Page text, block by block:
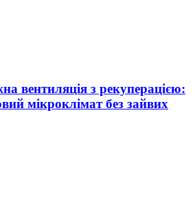
вентиляція з рекуперацією:
мікроклімат без зайвих